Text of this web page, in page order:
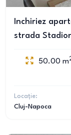
Inchiriez
strada
50.00 m
Locație:
Cluj-Napoca